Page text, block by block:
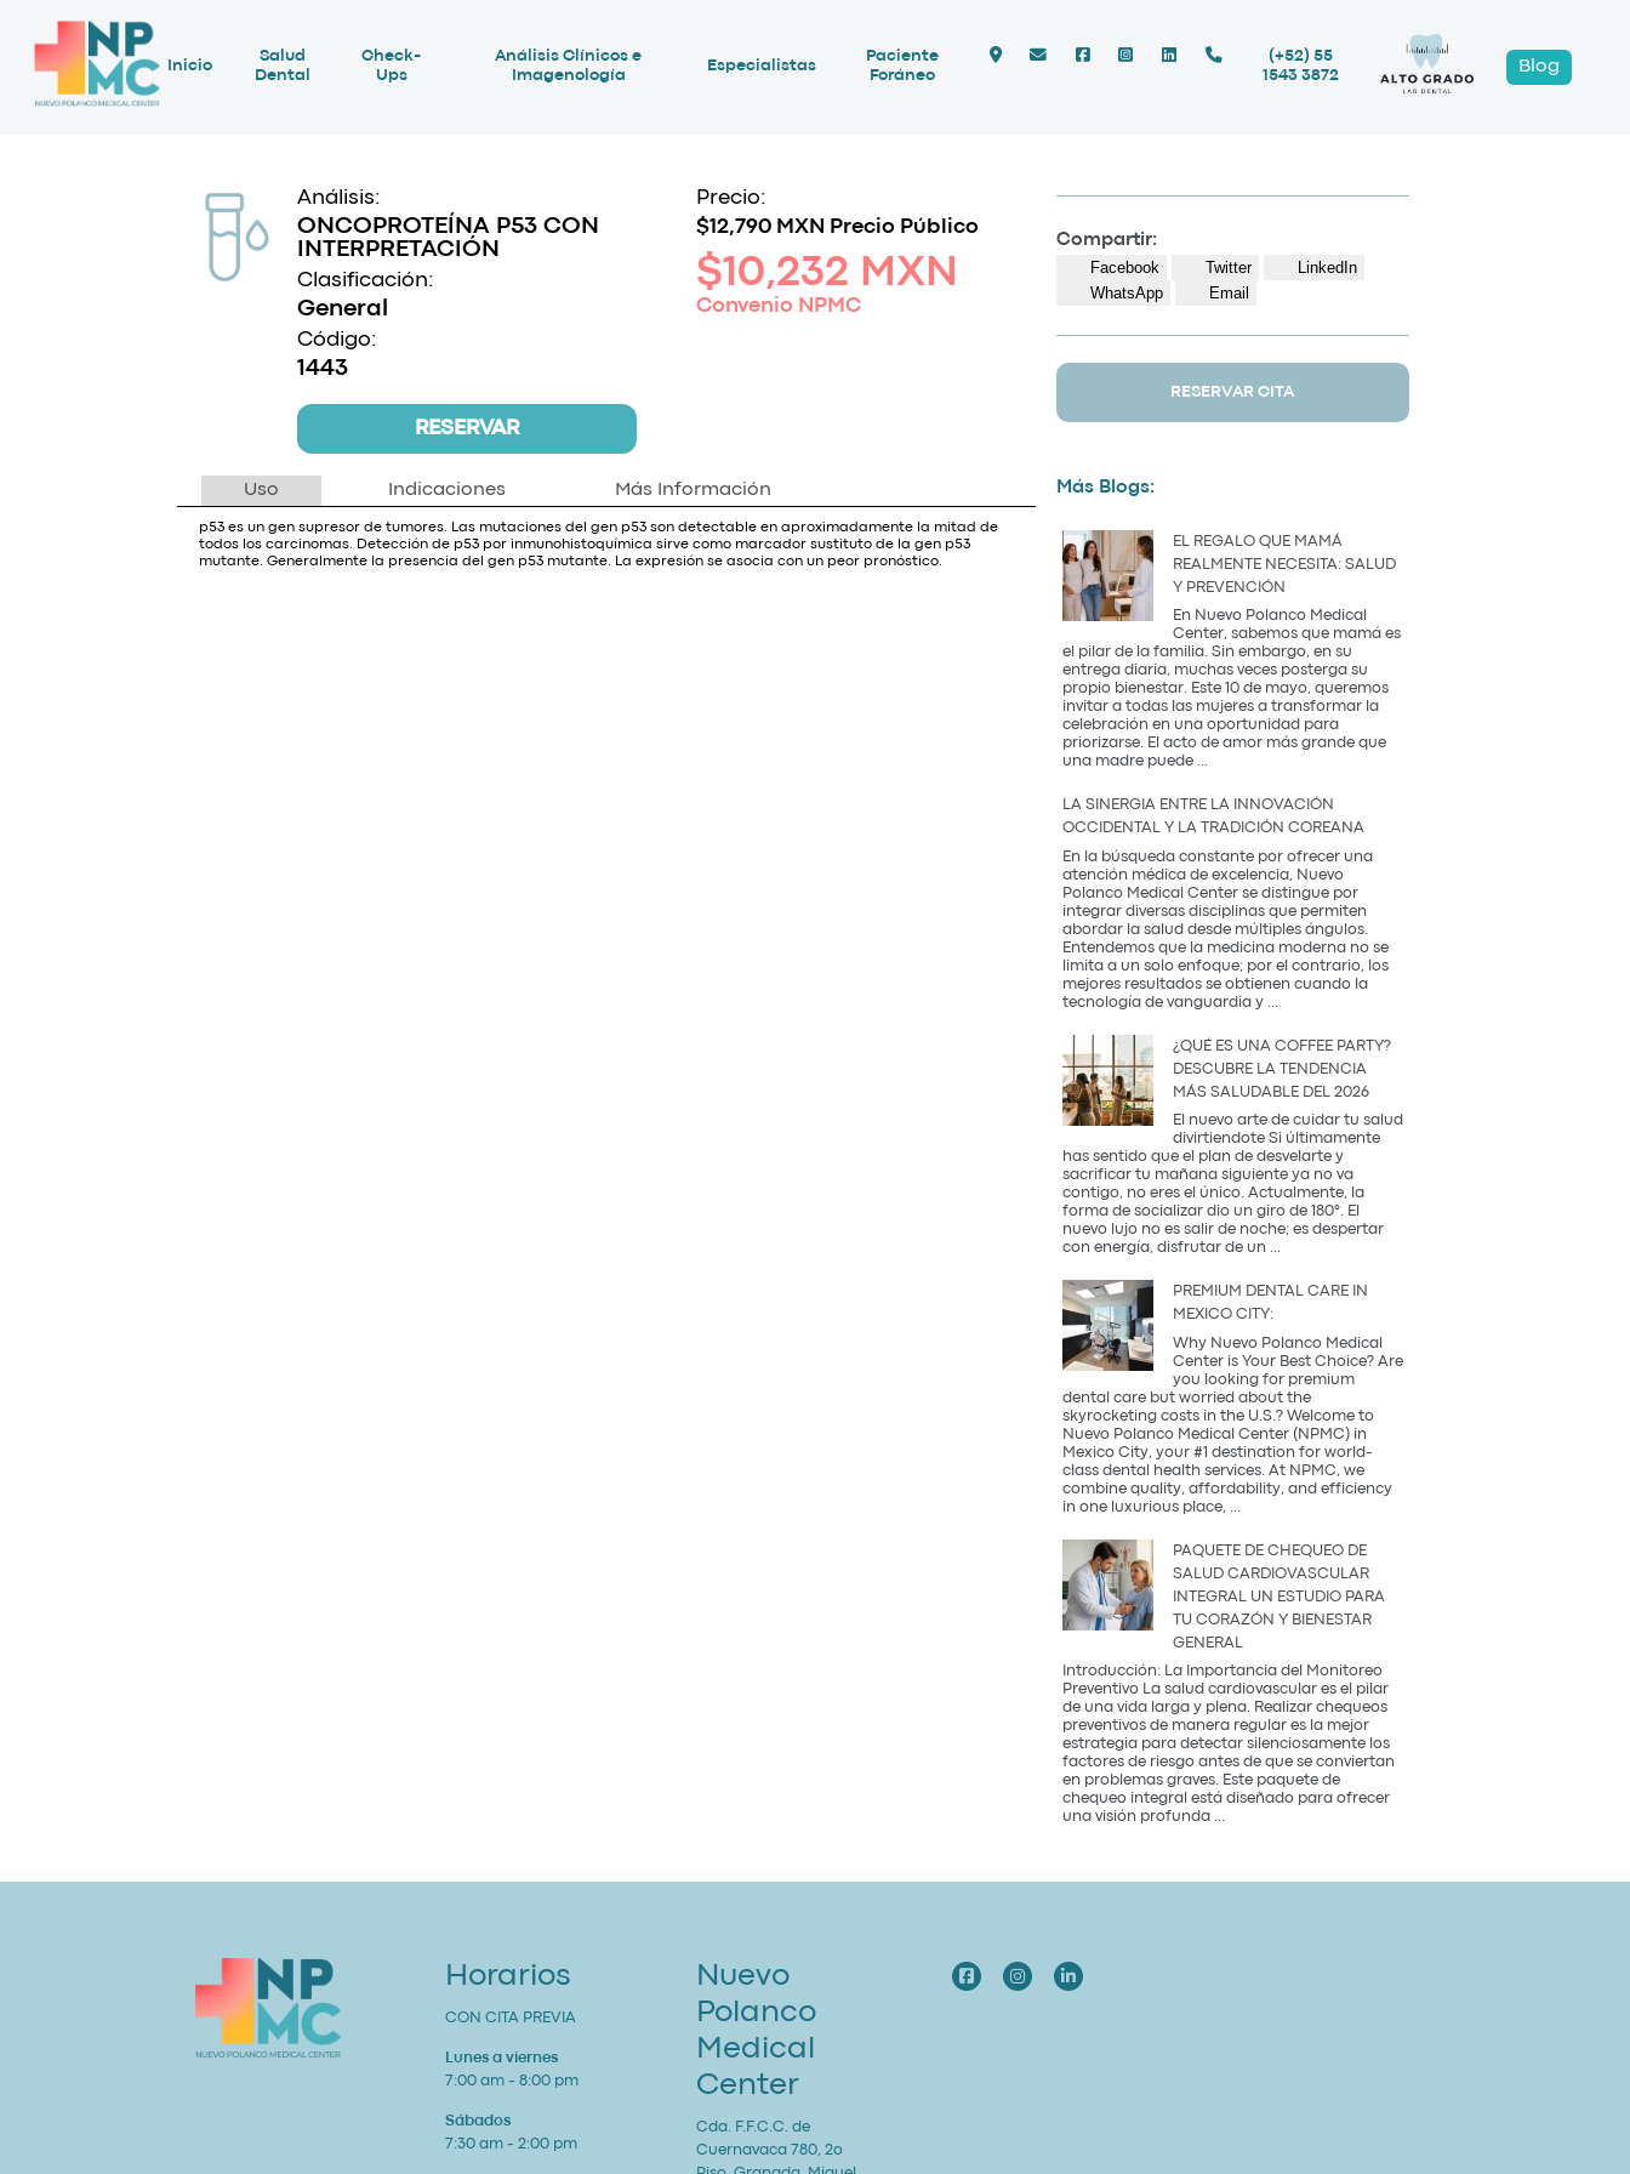
Inicio
Salud
Dental
Check-
Ups
Análisis Clínicos e
Imagenología
Especialistas
Paciente
Foráneo
(+52) 55
1543 3872
Blog
Análisis:
ONCOPROTEÍNA P53 CON
INTERPRETACIÓN
Clasificación:
General
Código:
1443
RESERVAR
Precio:
$12,790 MXN Precio Público
$10,232 MXN
Convenio NPMC
Uso Indicaciones Más Información
p53 es un gen supresor de tumores. Las mutaciones del gen p53 son detectable en aproximadamente la mitad de
todos los carcinomas. Detección de p53 por inmunohistoquímica sirve como marcador sustituto de la gen p53
mutante. Generalmente la presencia del gen p53 mutante. La expresión se asocia con un peor pronóstico.
Compartir:
Facebook Twitter
LinkedIn
WhatsApp
Email
RESERVAR CITA
Más Blogs:
EL REGALO QUE MAMÁ
REALMENTE NECESITA: SALUD
Y PREVENCIÓN
En Nuevo Polanco Medical
Center, sabemos que mamá es
el pilar de la familia. Sin embargo, en su
entrega diaria, muchas veces posterga su
propio bienestar. Este 10 de mayo, queremos
invitar a todas las mujeres a transformar la
celebración en una oportunidad para
priorizarse. El acto de amor más grande que
una madre puede ...
que
Realmente
Necesita:
Salud
y
Prevención
LA SINERGIA ENTRE LA INNOVACIÓN
OCCIDENTAL Y LA TRADICIÓN COREANA
En la búsqueda constante por ofrecer una
atención médica de excelencia, Nuevo
Polanco Medical Center se distingue por
integrar diversas disciplinas que permiten
abordar la salud desde múltiples ángulos.
Entendemos que la medicina moderna no se
limita a un solo enfoque; por el contrario, los
mejores resultados se obtienen cuando la
tecnología de vanguardia y
entre
Innovación
Occidental
la
Tradición
Coreana
¿QUÉ ES UNA COFFEE PARTY?
DESCUBRE LA TENDENCIA
MÁS SALUDABLE DEL 2026
El nuevo arte de cuidar tu salud
divirtiendote Si últimamente
has sentido que el plan de desvelarte y
sacrificar tu mañana siguiente ya no va
contigo, no eres el único. Actualmente, la
forma de socializar dio un giro de 180°. El
nuevo lujo no es salir de noche; es despertar
con energía, disfrutar de un ...
una
Descubre
la
tendencia
más
saludable
del
2026
PREMIUM DENTAL CARE IN
MEXICO CITY:
Why Nuevo Polanco Medical
Center is Your Best Choice? Are
you looking for premium
dental care but worried about the
skyrocketing costs in the U.S.? Welcome to
Nuevo Polanco Medical Center (NPMC) in
Mexico City, your #1 destination for world-
class dental health services. At NPMC, we
combine quality, affordability, and efficiency
in one luxurious place,
Care
Mexico
City:
PAQUETE DE CHEQUEO DE
SALUD CARDIOVASCULAR
INTEGRAL UN ESTUDIO PARA
TU CORAZÓN Y BIENESTAR
GENERAL
Introducción: La Importancia del Monitoreo
Preventivo La salud cardiovascular es el pilar
de una vida larga y plena. Realizar chequeos
preventivos de manera regular es la mejor
estrategia para detectar silenciosamente los
factores de riesgo antes de que se conviertan
en problemas graves. Este paquete de
chequeo integral está diseñado para ofrecer
una visión profunda ...
Horarios
CON CITA PREVIA
Lunes a viernes
7:00 am - 8:00 pm
Sábados
7:30 am - 2:00 pm
Nuevo
Polanco
Medical
Center
Cda. F.F.C.C. de
Cuernavaca 780, 2o